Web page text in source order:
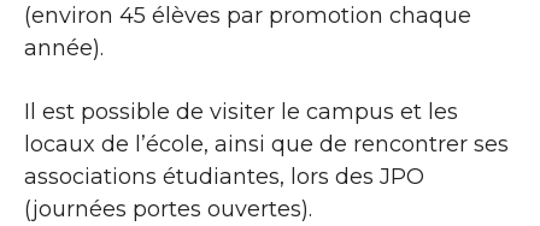
(environ 45 élèves par promotion chaque
année).
Il est possible de visiter le campus et les
locaux de l’école, ainsi que de rencontrer ses
associations étudiantes, lors des JPO
(journées portes ouvertes).